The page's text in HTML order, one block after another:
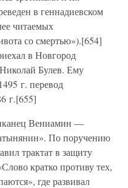
в геннадиевском
читаемых
со смертью»).[654]
в Новгород
Булев. Ему
г. перевод
г.[655]
Вениамин —
По поручению
трактат в защиту
кратко противу тех,
где развивал